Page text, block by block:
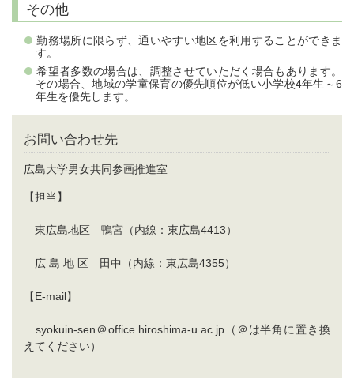
その他
勤務場所に限らず、通いやすい地区を利用することができま
す。
希望者多数の場合は、調整させていただく場合もあります。
その場合、地域の学童保育の優先順位が低い小学校4年生～6
年生を優先します。
お問い合わせ先
広島大学男女共同参画推進室
【担当】
東広島地区 鴨宮（内線：東広島4413）
広 島 地 区 田中（内線：東広島4355）
【E-mail】
syokuin-sen＠office.hiroshima-u.ac.jp（＠は半角に置き換
えてください）